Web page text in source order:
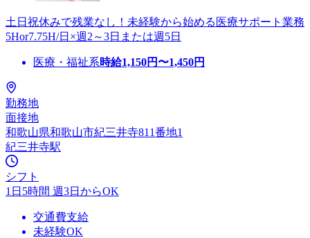
土日祝休みで残業なし！未経験から始める医療サポート業務
5Hor7.75H/日×週2～3日または週5日
医療・福祉系時給1,150円〜1,450円
勤務地
面接地
和歌山県和歌山市紀三井寺811番地1
紀三井寺駅
シフト
1日5時間 週3日からOK
交通費支給
未経験OK